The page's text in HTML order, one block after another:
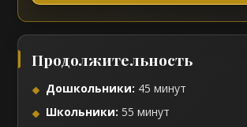
Продолжительность
Дошкольники: 45 минут
Школьники: 55 минут